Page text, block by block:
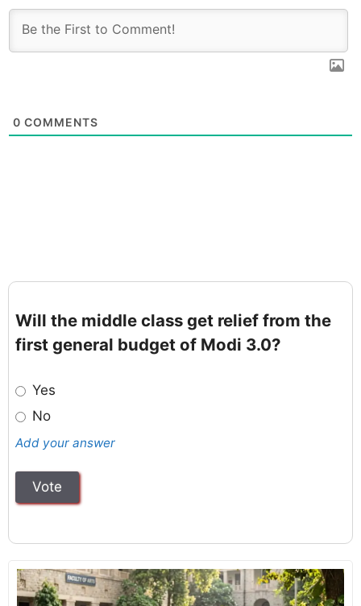
0 COMMENTS
Will the middle class get relief from the
first general budget of Modi 3.0?
Yes
No
Add your answer